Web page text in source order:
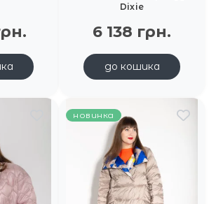
Dixie
6 138 грн.
до кошика
новинка